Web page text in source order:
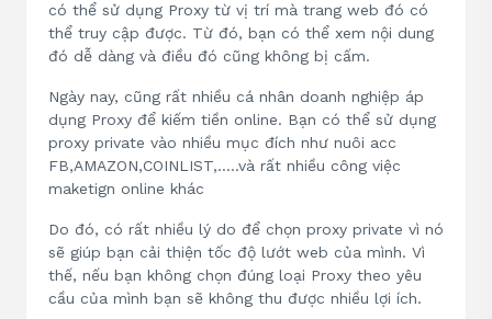
có thể sử dụng Proxy từ vị trí mà trang web đó có
thể truy cập được. Từ đó, bạn có thể xem nội dung
đó dễ dàng và điều đó cũng không bị cấm.
Ngày nay, cũng rất nhiều cá nhân doanh nghiệp áp
dụng Proxy để kiếm tiền online. Bạn có thể sử dụng
proxy private vào nhiều mục đích như nuôi acc
FB,AMAZON,COINLIST,.....và rất nhiều công việc
maketign online khác
Do đó, có rất nhiều lý do để chọn proxy private vì nó
sẽ giúp bạn cải thiện tốc độ lướt web của mình. Vì
thế, nếu bạn không chọn đúng loại Proxy theo yêu
cầu của mình bạn sẽ không thu được nhiều lợi ích.